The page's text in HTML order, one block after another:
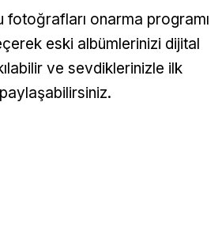
fotoğrafları onarma programı
eski albümlerinizi dijital
ve sevdiklerinizle ilk
paylaşabilirsiniz.